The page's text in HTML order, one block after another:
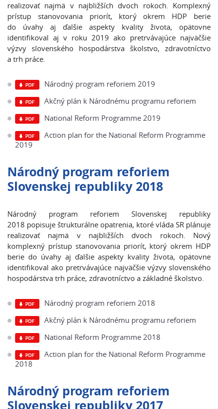
realizovať najmä v najbližších dvoch rokoch. Komplexný
prístup stanovovania priorít, ktorý okrem HDP berie
do úvahy aj ďalšie aspekty kvality života, opätovne
identifikoval aj v roku 2019 ako pretrvávajúce najväčšie
výzvy slovenského hospodárstva školstvo, zdravotníctvo
a trh práce.
Národný program reforiem 2019
Akčný plán k Národnému programu reforiem
National Reform Programme 2019
Action plan for the National Reform Programme
2019
Národný program reforiem
Slovenskej republiky 2018
Národný program reforiem Slovenskej republiky
2018 popisuje štrukturálne opatrenia, ktoré vláda SR plánuje
realizovať najmä v najbližších dvoch rokoch. Nový
komplexný prístup stanovovania priorít, ktorý okrem HDP
berie do úvahy aj ďalšie aspekty kvality života, opätovne
identifikoval ako pretrvávajúce najväčšie výzvy slovenského
hospodárstva trh práce, zdravotníctvo a základné školstvo.
Národný program reforiem 2018
Akčný plán k Národnému programu reforiem
National Reform Programme 2018
Action plan for the National Reform Programme
2018
Národný program reforiem
Slovenskej republiky 2017